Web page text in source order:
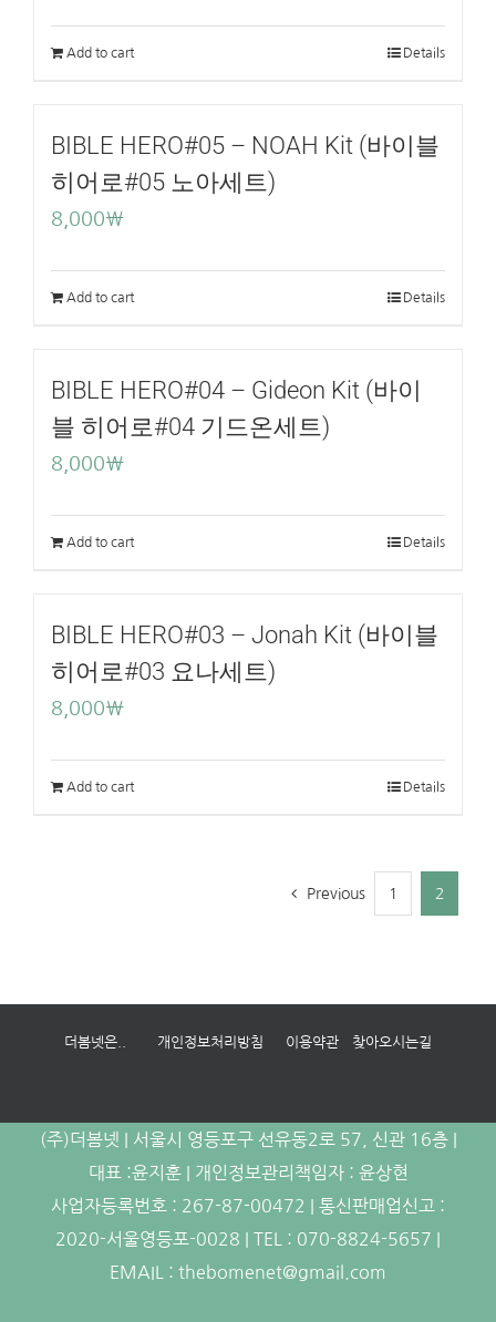
Add to cart Details
BIBLE HERO#05 – NOAH Kit (바이블
히어로#05 노아세트)
8,000₩
Add to cart Details
BIBLE HERO#04 – Gideon Kit (바이
블 히어로#04 기드온세트)
8,000₩
Add to cart Details
BIBLE HERO#03 – Jonah Kit (바이블
히어로#03 요나세트)
8,000₩
Add to cart Details
Previous 1 2
더봄넷은.. 개인정보처리방침 이용약관 찾아오시는길
(주)더봄넷 | 서울시 영등포구 선유동2로 57, 신관 16층 |
대표 :윤지훈 | 개인정보관리책임자 : 윤상현
사업자등록번호 : 267-87-00472 | 통신판매업신고 :
2020-서울영등포-0028 | TEL : 070-8824-5657 |
EMAIL : thebomenet@gmail.com